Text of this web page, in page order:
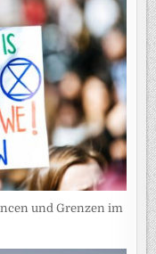
und Grenzen im